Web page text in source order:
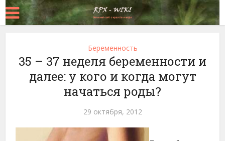
Беременность
35 – 37 неделя беременности и
далее: у кого и когда могут
начаться роды?
29 октября, 2012